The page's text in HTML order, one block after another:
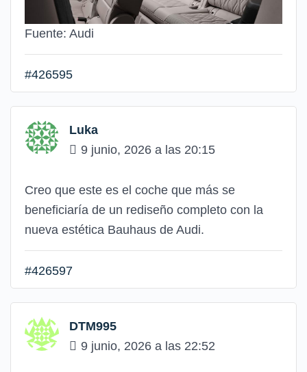
Fuente: Audi
#426595
Luka
9 junio, 2026 a las 20:15
Creo que este es el coche que más se
beneficiaría de un rediseño completo con la
nueva estética Bauhaus de Audi.
#426597
DTM995
9 junio, 2026 a las 22:52